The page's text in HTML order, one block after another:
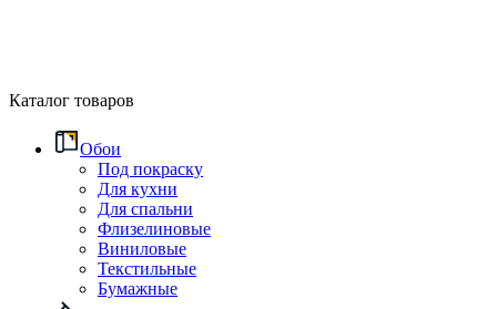
Каталог товаров
Обои
Под покраску
Для кухни
Для спальни
Флизелиновые
Виниловые
Текстильные
Бумажные